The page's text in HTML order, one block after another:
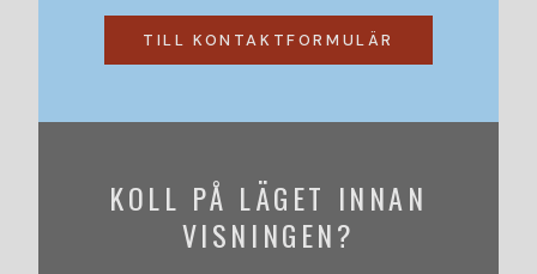
KOLL PÅ LÄGET INNAN
VISNINGEN?
TILL KONTAKTFORMULÄR